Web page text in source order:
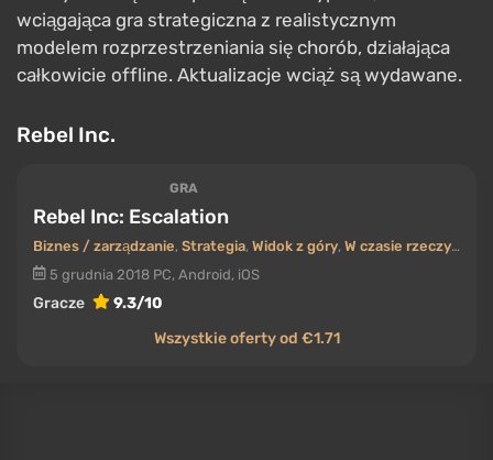
5 grudnia 2018 PC, Android, iOS
Gracze
9.3/10
Wszystkie oferty od €1.71
oparta na przeciwnym celu. W
PC znana również jako Rebel Inc: Escalation — nie
niszczysz regionu, lecz starasz się go ustabilizować,
balansując między operacjami wojskowymi
przeciwko rebeliantom a reformami cywilnymi: